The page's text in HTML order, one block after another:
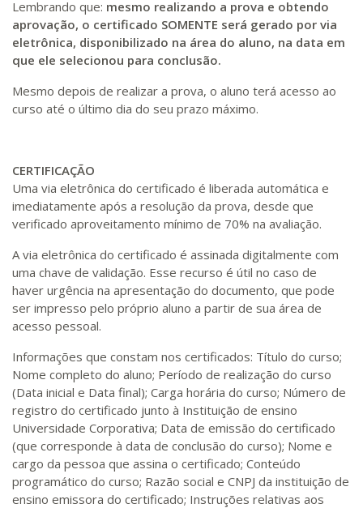
Lembrando que: mesmo realizando a prova e obtendo
aprovação, o certificado SOMENTE será gerado por via
eletrônica, disponibilizado na área do aluno, na data em
que ele selecionou para conclusão.
Mesmo depois de realizar a prova, o aluno terá acesso ao
curso até o último dia do seu prazo máximo.
CERTIFICAÇÃO
Uma via eletrônica do certificado é liberada automática e
imediatamente após a resolução da prova, desde que
verificado aproveitamento mínimo de 70% na avaliação.
A via eletrônica do certificado é assinada digitalmente com
uma chave de validação. Esse recurso é útil no caso de
haver urgência na apresentação do documento, que pode
ser impresso pelo próprio aluno a partir de sua área de
acesso pessoal.
Informações que constam nos certificados: Título do curso;
Nome completo do aluno; Período de realização do curso
(Data inicial e Data final); Carga horária do curso; Número de
registro do certificado junto à Instituição de ensino
Universidade Corporativa; Data de emissão do certificado
(que corresponde à data de conclusão do curso); Nome e
cargo da pessoa que assina o certificado; Conteúdo
programático do curso; Razão social e CNPJ da instituição de
ensino emissora do certificado; Instruções relativas aos